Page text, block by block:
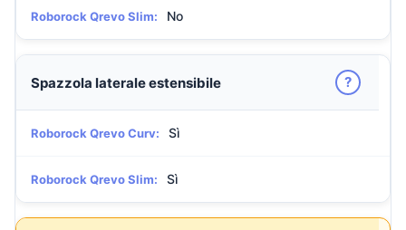
Roborock Qrevo Slim: No
Spazzola laterale estensibile ?
Roborock Qrevo Curv: Sì
Roborock Qrevo Slim: Sì